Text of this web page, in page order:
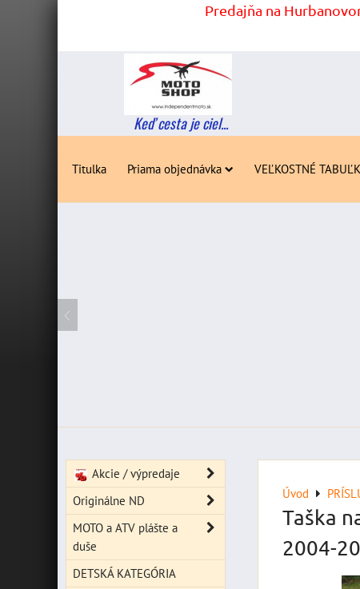
Predajňa na
Keď cesta je ciel...
Titulka Priama objednávka VEĽKOSTNÉ
Úvod
Taška
2004-
Akcie / výpredaje
Originálne ND
MOTO a ATV plášte a
duše
DETSKÁ KATEGÓRIA